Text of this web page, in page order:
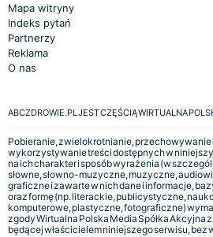
Mapa witryny
Indeks pytań
Partnerzy
Reklama
O nas
ABCZDROWIE.PL JEST CZĘŚCIĄ WIRTUALNA
Pobieranie, zwielokrotnianie,
wykorzystywanie treści dostępnych w
na ich charakter i sposób wyrażenia (w
słowne, słowno-muzyczne, muzyczne,
graficzne i zawarte w nich dane i informacje,
oraz formę (np. literackie, publicystyczne,
komputerowe, plastyczne, fotograficzne)
zgody Wirtualna Polska Media Spółka Akcyjna
będącej właścicielem niniejszego serwisu, bez